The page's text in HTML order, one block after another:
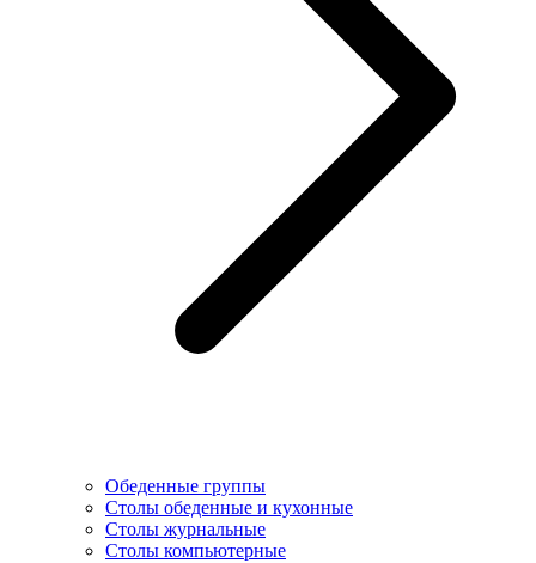
Обеденные группы
Столы обеденные и кухонные
Столы журнальные
Столы компьютерные